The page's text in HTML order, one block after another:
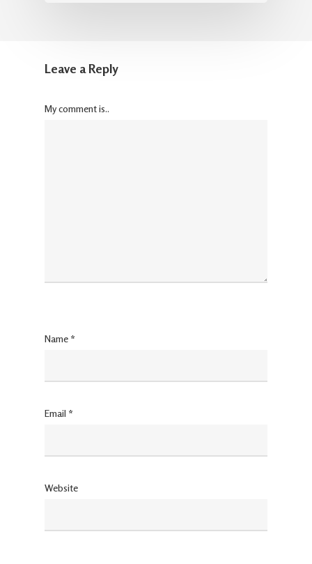
Leave a Reply
My comment is..
Name *
Email *
Website